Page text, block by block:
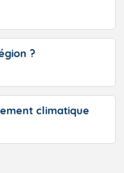
?
climatique